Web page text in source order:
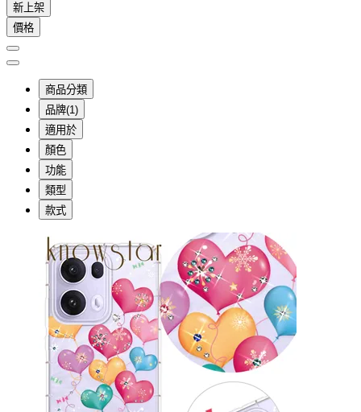
新上架
價格
商品分類
品牌(1)
適用於
顏色
功能
類型
款式